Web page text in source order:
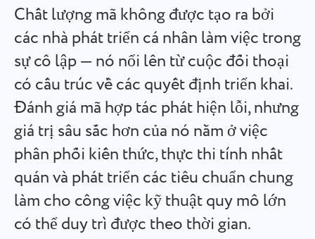
Deutsch
English
Español
Français
עברית
हिन्दी
Chất lượng mã không được tạo ra bởi
các nhà phát triển cá nhân làm việc trong
sự cô lập — nó nổi lên từ cuộc đối thoại
có cấu trúc về các quyết định triển khai.
Đánh giá mã hợp tác phát hiện lỗi, nhưng
giá trị sâu sắc hơn của nó nằm ở việc
phân phối kiến thức, thực thi tính nhất
quán và phát triển các tiêu chuẩn chung
làm cho công việc kỹ thuật quy mô lớn
có thể duy trì được theo thời gian.
Theo dõi thời gian nhiệm vụ, giám sát đồng nghiệp và thêm
thời gian thủ công
Nhiệm vụ
Tạo nhiệm vụ, làm việc với đồng nghiệp và đóng khi hoàn
thành
Báo cáo
Phân phối tài nguyên bằng cách sử dụng báo cáo về thời
gian đã sử dụng cho mỗi dự án.